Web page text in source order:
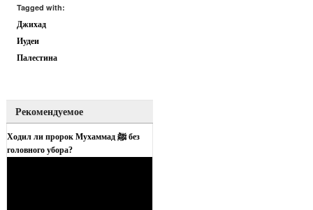
Tagged with:
Джихад
Иудеи
Палестина
Рекомендуемое
Ходил ли пророк Мухаммад ﷺ без
головного убора?